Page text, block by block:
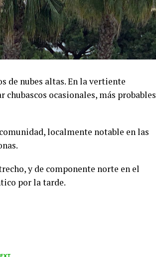
de nubes altas. En la vertiente
ocasionales, más probables
localmente notable en las
y de componente norte en el
por la tarde.